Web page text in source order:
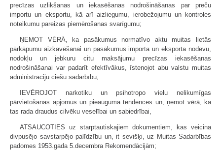
precīzas uzlikšanas un iekasēšanas nodrošināšanas par preču
importu un eksportu, kā arī aizliegumu, ierobežojumu un kontroles
noteikumu pareizas piemērošanas svarīgumu;
ŅEMOT VĒRĀ, ka pasākumus normatīvo aktu muitas lietās
pārkāpumu aizkavēšanai un pasākumus importa un eksporta nodevu,
nodokļu un jebkuru citu maksājumu precīzas iekasēšanas
nodrošināšanai var padarīt efektīvākus, īstenojot abu valstu muitas
administrāciju ciešu sadarbību;
IEVĒROJOT narkotiku un psihotropo vielu nelikumīgas
pārvietošanas apjomus un pieauguma tendences un, ņemot vērā, ka
tas rada draudus cilvēku veselībai un sabiedrībai,
ATSAUCOTIES uz starptautiskajiem dokumentiem, kas veicina
divpusējo savstarpējo palīdzību un, it sevišķi, uz Muitas Sadarbības
padomes 1953.gada 5.decembra Rekomendācijām;